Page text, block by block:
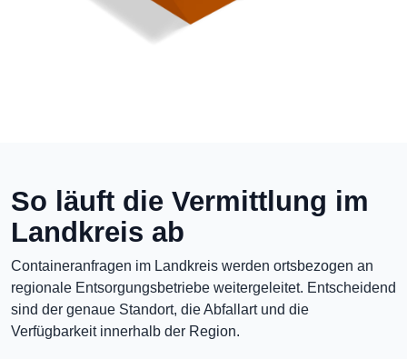
So läuft die Vermittlung im
Landkreis ab
Containeranfragen im Landkreis werden ortsbezogen an
regionale Entsorgungsbetriebe weitergeleitet. Entscheidend
sind der genaue Standort, die Abfallart und die
Verfügbarkeit innerhalb der Region.